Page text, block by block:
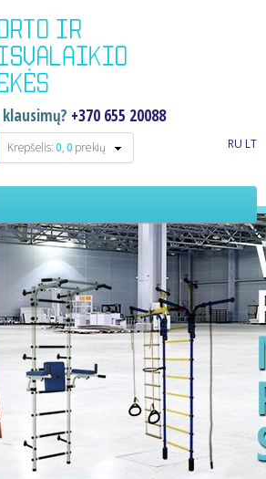
+370 655 20088
Krepšelis:0,0 prekių RU LT